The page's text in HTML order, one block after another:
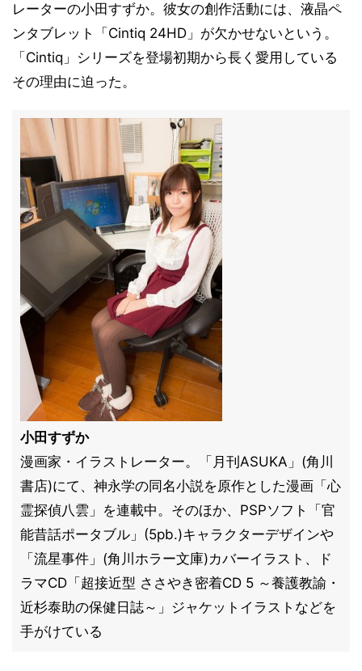
レーターの小田すずか。彼女の創作活動には、液晶ペ
ンタブレット「Cintiq 24HD」が欠かせないという。
「Cintiq」シリーズを登場初期から長く愛用している
その理由に迫った。
小田すずか
漫画家・イラストレーター。「月刊ASUKA」(角川
書店)にて、神永学の同名小説を原作とした漫画「心
霊探偵八雲」を連載中。そのほか、PSPソフト「官
能昔話ポータブル」(5pb.)キャラクターデザインや
「流星事件」(角川ホラー文庫)カバーイラスト、ド
ラマCD「超接近型 ささやき密着CD 5 ～養護教諭・
近杉泰助の保健日誌～」ジャケットイラストなどを
手がけている